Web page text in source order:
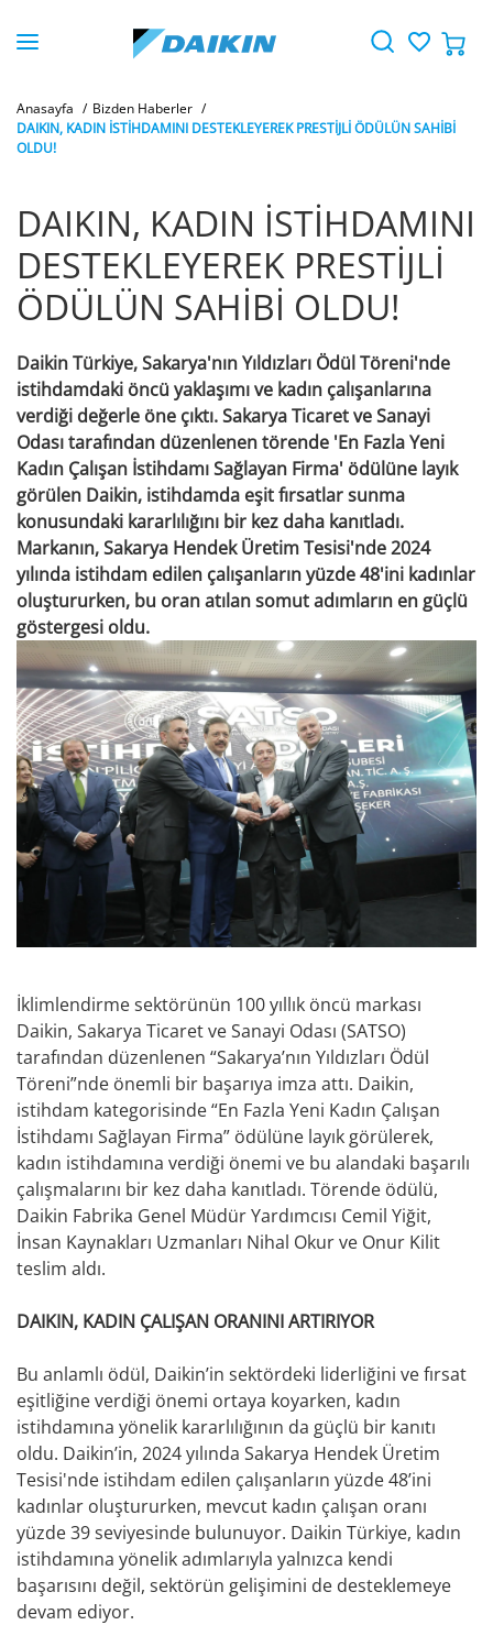
Anasayfa
Bizden Haberler
DAIKIN, KADIN İSTİHDAMINI DESTEKLEYEREK PRESTİJLİ ÖDÜLÜN SAHİBİ
OLDU!
DAIKIN, KADIN İSTİHDAMINI
DESTEKLEYEREK PRESTİJLİ
ÖDÜLÜN SAHİBİ OLDU!
Daikin Türkiye, Sakarya'nın Yıldızları Ödül Töreni'nde
istihdamdaki öncü yaklaşımı ve kadın çalışanlarına
verdiği değerle öne çıktı. Sakarya Ticaret ve Sanayi
Odası tarafından düzenlenen törende 'En Fazla Yeni
Kadın Çalışan İstihdamı Sağlayan Firma' ödülüne layık
görülen Daikin, istihdamda eşit fırsatlar sunma
konusundaki kararlılığını bir kez daha kanıtladı.
Markanın, Sakarya Hendek Üretim Tesisi'nde 2024
yılında istihdam edilen çalışanların yüzde 48'ini kadınlar
oluştururken, bu oran atılan somut adımların en güçlü
göstergesi oldu.
İklimlendirme sektörünün 100 yıllık öncü markası
Daikin, Sakarya Ticaret ve Sanayi Odası (SATSO)
tarafından düzenlenen “Sakarya’nın Yıldızları Ödül
Töreni”nde önemli bir başarıya imza attı. Daikin,
istihdam kategorisinde “En Fazla Yeni Kadın Çalışan
İstihdamı Sağlayan Firma” ödülüne layık görülerek,
kadın istihdamına verdiği önemi ve bu alandaki başarılı
çalışmalarını bir kez daha kanıtladı. Törende ödülü,
Daikin Fabrika Genel Müdür Yardımcısı Cemil Yiğit,
İnsan Kaynakları Uzmanları Nihal Okur ve Onur Kilit
teslim aldı.
DAIKIN, KADIN ÇALIŞAN ORANINI ARTIRIYOR
Bu anlamlı ödül, Daikin’in sektördeki liderliğini ve fırsat
eşitliğine verdiği önemi ortaya koyarken, kadın
istihdamına yönelik kararlılığının da güçlü bir kanıtı
oldu. Daikin’in, 2024 yılında Sakarya Hendek Üretim
Tesisi'nde istihdam edilen çalışanların yüzde 48’ini
kadınlar oluştururken, mevcut kadın çalışan oranı
yüzde 39 seviyesinde bulunuyor. Daikin Türkiye, kadın
istihdamına yönelik adımlarıyla yalnızca kendi
başarısını değil, sektörün gelişimini de desteklemeye
devam ediyor.